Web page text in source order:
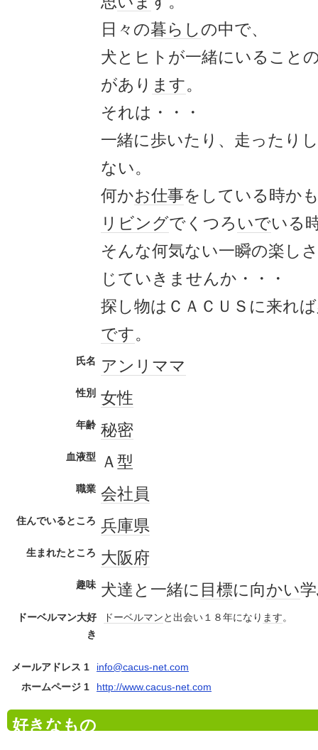
日々の暮らしの中で、
犬とヒトが一緒にいること
があり ます。
それは・・・
一緒に歩いたり、走ったり
ない。
何かお仕事をしている時か
リビングでくつろ いでいる
そんな何気ない一瞬の楽し
じていきませんか・・・
探し物はＣＡＣＵＳに来れ
です。
氏名 アンリ ママ
性別 女性
年齢 秘密
血液型 Ａ型
職業 会社員
住んでいるところ 兵庫県
生まれたところ 大阪府
趣味 犬達と一緒に 目標に向かい
ドーベルマン大好
き
ドーベルマンと出会い１８年になり ます。
メールアドレス 1
info@cacus-net.com
ホームページ 1
http://www.cacus-net.com
好きなもの